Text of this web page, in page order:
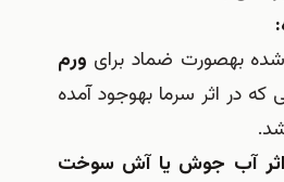
ورم
هایی كه در اثر سرما به‎وجود آمده
اثر آب جوش یا آش سوخت